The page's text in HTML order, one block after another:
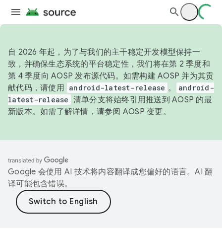
自 2026 年起，为了与我们的主干稳定开发模型保持一
致，并确保生态系统的平台稳定性，我们将在第 2 季度和
第 4 季度向 AOSP 发布源代码。如需构建 AOSP 并为其贡
献代码，请使用 android-latest-release 。
android-
latest-release 清单分支将始终引用推送到 AOSP 的最
新版本。如需了解详情，请参阅 AOSP 变更。
Google 会使用 AI 技术将内容翻译成您偏好的语言。AI 翻
译可能包含错误。